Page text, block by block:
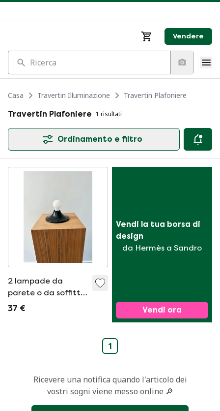
Vendere
Ricerca
Casa Travertin Illuminazione
Travertin Plafoniere
Travertin Plafoniere 1 risultati
Ordinamento e filtro
2 lampade da
parete o da soffitto
Relco
37 €
Vendi la tua borsa di
design
da Hermès a Sandro
Vendi ora
1
Ricevere una notifica quando l'articolo dei
vostri sogni viene messo online 🔎